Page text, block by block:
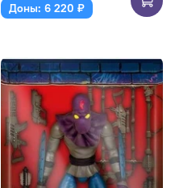
Доны: 6 220 ₽